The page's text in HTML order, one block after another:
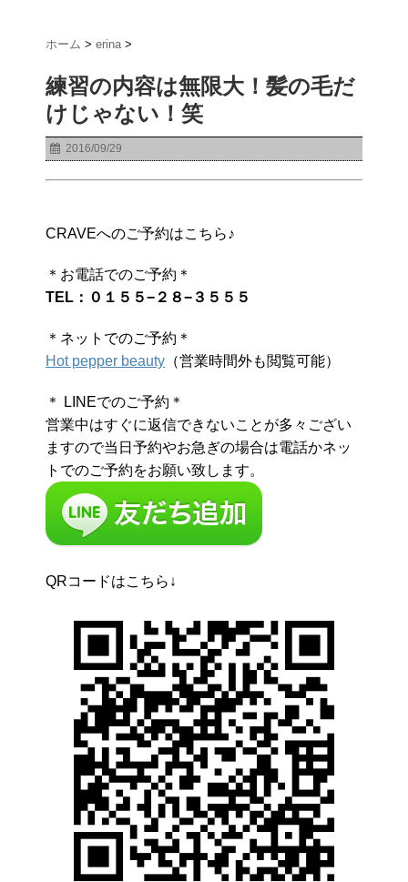
ホーム > erina >
練習の内容は無限大！髪の毛だ
けじゃない！笑
2016/09/29
CRAVEへのご予約はこちら♪
＊お電話でのご予約＊
TEL：０１５５−２８−３５５５
＊ネットでのご予約＊
Hot pepper beauty （営業時間外も閲覧可能）
＊ LINEでのご予約＊
営業中はすぐに返信できないことが多々ござい
ますので当日予約やお急ぎの場合は電話かネッ
トでのご予約をお願い致します。
QRコードはこちら↓